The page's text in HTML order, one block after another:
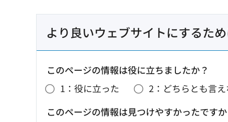
より良いウェブサイトにするた
このページの情報は役に立ちましたか？
1：役に立った
2：どちらとも言
このページの情報は見つけやすかったですか